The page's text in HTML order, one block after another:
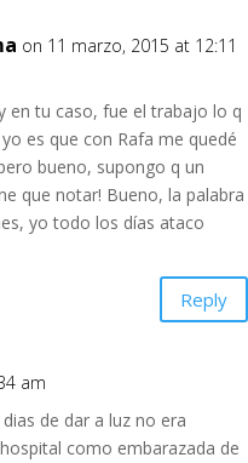
on 11 marzo, 2015 at 12:11
en tu caso, fue el trabajo lo q
es que con Rafa me quedé
bueno, supongo q un
que notar! Bueno, la palabra
yo todo los días ataco
Reply
am
de dar a luz no era
como embarazada de